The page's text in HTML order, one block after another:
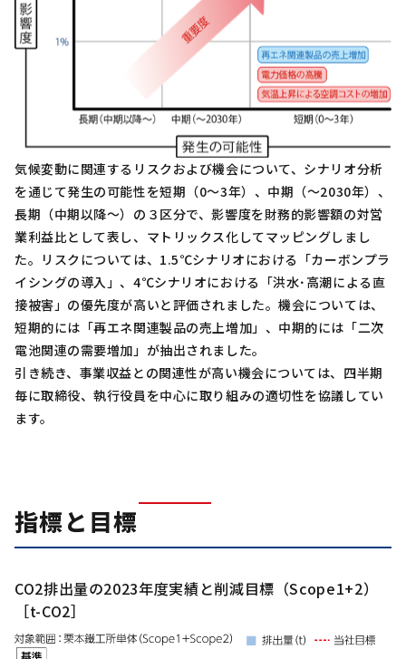
気候変動に関連するリスクおよび機会について、シナリオ分析
を通じて発生の可能性を短期（0～3年）、中期（～2030年）、
長期（中期以降～）の３区分で、影響度を財務的影響額の対営
業利益比として表し、マトリックス化してマッピングしまし
た。リスクについては、1.5℃シナリオにおける「カーボンプラ
イシングの導入」、4℃シナリオにおける「洪水･高潮による直
接被害」の優先度が高いと評価されました。機会については、
短期的には「再エネ関連製品の売上増加」、中期的には「二次
電池関連の需要増加」が抽出されました。
引き続き、事業収益との関連性が高い機会については、四半期
毎に取締役、執行役員を中心に取り組みの適切性を協議してい
ます。
指標と目標
CO2排出量の2023年度実績と削減目標（Scope1+2）
［t-CO2］